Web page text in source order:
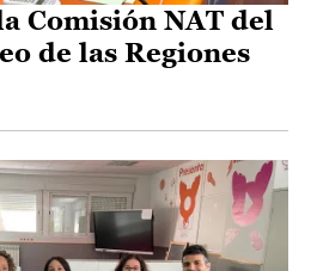
Comisión NAT del
de las Regiones